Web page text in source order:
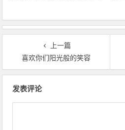
上一篇
喜欢你们阳光般的笑容
发表评论